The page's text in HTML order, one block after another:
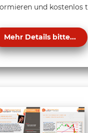
und kostenlos
Mehr Details bitte...